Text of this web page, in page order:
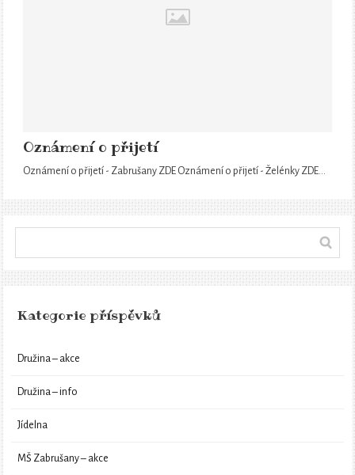
Oznámení o přijetí
Oznámení o přijetí - Zabrušany ZDE Oznámení o přijetí - Želénky ZDE…
Kategorie příspěvků
Družina – akce
Družina – info
Jídelna
MŠ Zabrušany – akce